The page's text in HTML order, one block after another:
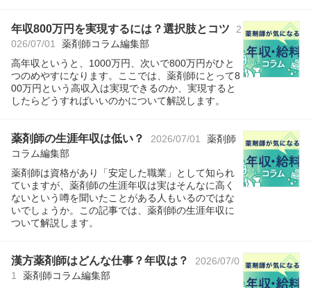
年収800万円を実現するには？選択肢とコツ
2
026/07/01
薬剤師コラム編集部
高年収というと、1000万円、次いで800万円がひと
つのめやすになります。ここでは、薬剤師にとって8
00万円という高収入は実現できるのか、実現すると
したらどうすればいいのかについて解説します。
薬剤師の生涯年収は低い？ 2026/07/01
薬剤師
コラム編集部
薬剤師は資格があり「安定した職業」として知られ
ていますが、薬剤師の生涯年収は実はそんなに高く
ないという噂を聞いたことがある人もいるのではな
いでしょうか。この記事では、薬剤師の生涯年収に
ついて解説します。
漢方薬剤師はどんな仕事？年収は？
2026/07/0
1
薬剤師コラム編集部